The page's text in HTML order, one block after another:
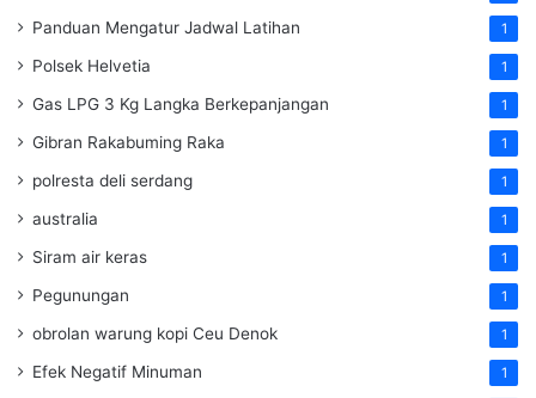
Panduan Mengatur Jadwal Latihan 1
Polsek Helvetia 1
Gas LPG 3 Kg Langka Berkepanjangan 1
Gibran Rakabuming Raka 1
polresta deli serdang 1
australia 1
Siram air keras 1
Pegunungan 1
obrolan warung kopi Ceu Denok 1
Efek Negatif Minuman 1